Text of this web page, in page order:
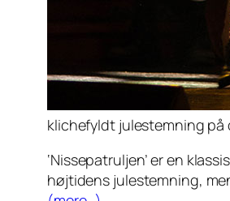
klichefyldt julestemning på
‘Nissepatruljen’ er en
højtidens julestemning,